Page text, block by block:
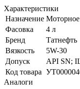
Характеристики
Назначение Моторное
Фасовка
4 л
Бренд
Татнефть
Вязкость
5W-30
Допуск
API SN;
Код товара
Аналоги